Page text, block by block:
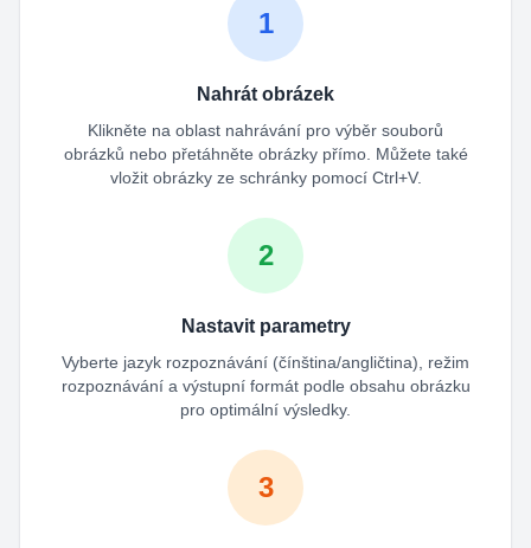
1
Nahrát obrázek
Klikněte na oblast nahrávání pro výběr souborů
obrázků nebo přetáhněte obrázky přímo. Můžete také
vložit obrázky ze schránky pomocí Ctrl+V.
2
Nastavit parametry
Vyberte jazyk rozpoznávání (čínština/angličtina), režim
rozpoznávání a výstupní formát podle obsahu obrázku
pro optimální výsledky.
3